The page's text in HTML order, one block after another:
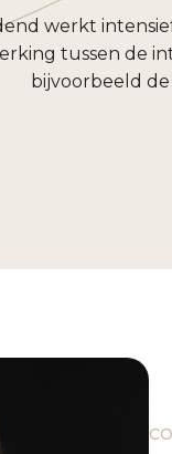
werkt
tussen de
bijvoorbeeld de